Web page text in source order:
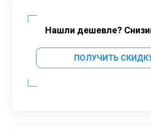
Нашли дешевле?
ПОЛУЧИТЬ